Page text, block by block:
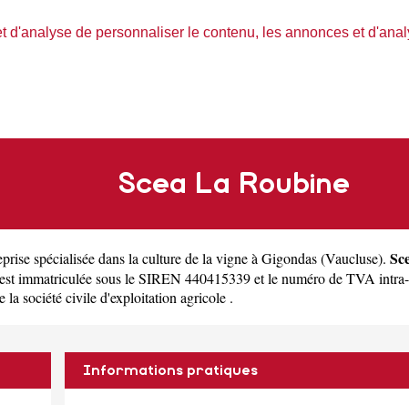
d'analyse de personnaliser le contenu, les annonces et
Scea La Roubine
spécialisée dans la culture de la vigne à Gigondas(Vaucluse).
immatriculée sous le SIREN 440415339 et le numéro de TVA
la société civile d'exploitation agricole .
Informations pratiques